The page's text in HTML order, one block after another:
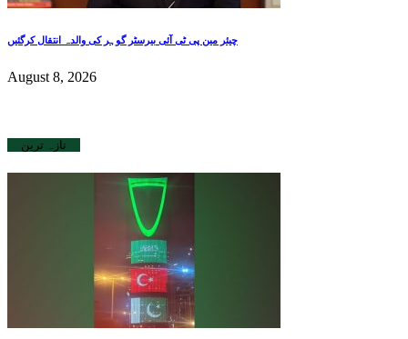
چیئر مین پی ٹی آئی بیرسٹر گوہر کی والدہ انتقال کرگئیں
August 8, 2026
تازہ ترین